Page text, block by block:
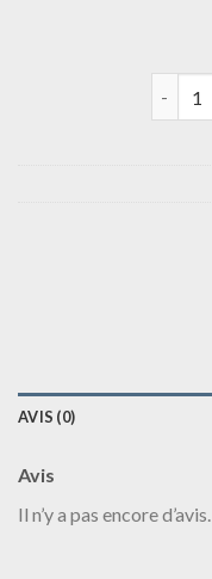
AVIS (0)
Avis
Il n’y a pas encore d’avis.